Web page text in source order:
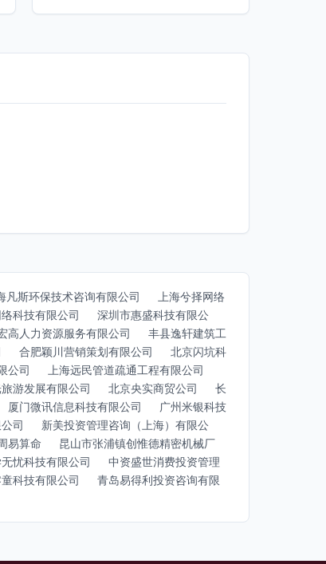
凡斯环保技术咨询有限公司
上海兮择网络
科技有限公司
深圳市惠盛科技有限公
高人力资源服务有限公司
丰县逸轩建筑工
合肥颖川营销策划有限公司
北京闪坑科
公司
上海远民管道疏通工程有限公司
游发展有限公司 北京央实商贸公司
长
厦门微讯信息科技有限公司
广州米银科技
司
新美投资管理咨询（上海）有限公
易算命
昆山市张浦镇创惟德精密机械厂
忧科技有限公司
中资盛世消费投资管理
科技有限公司
青岛易得利投资咨询有限